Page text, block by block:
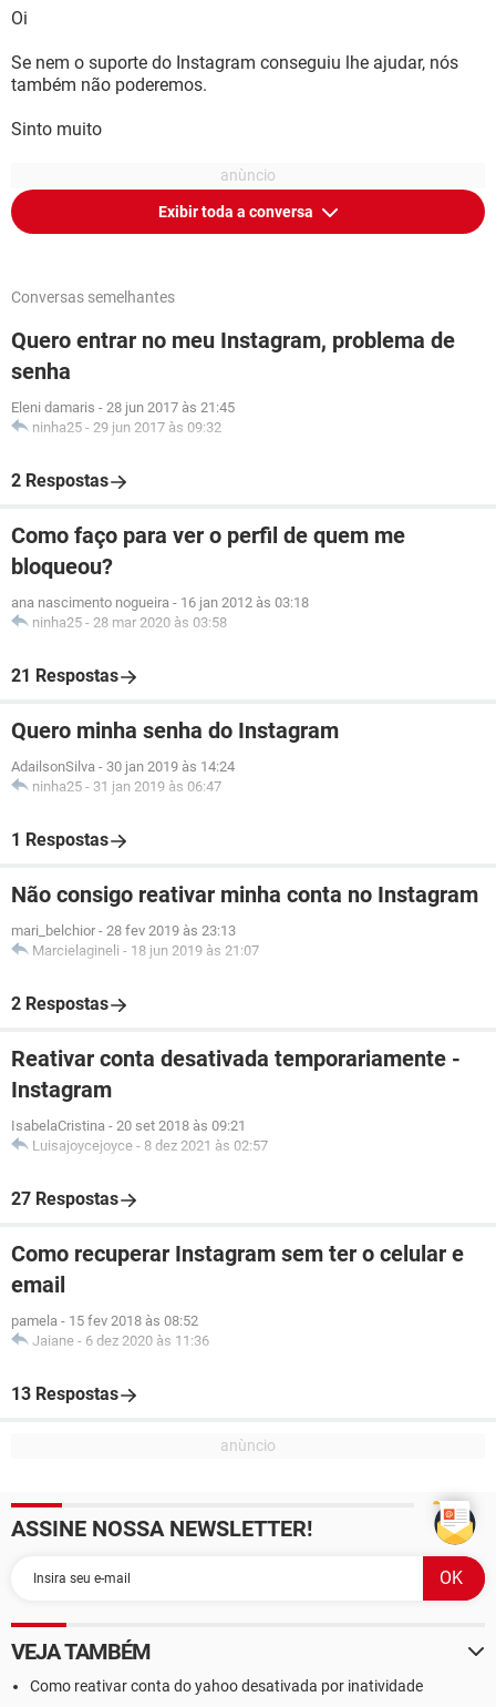
Oi
Se nem o suporte do Instagram conseguiu lhe ajudar, nós
também não poderemos.
Sinto muito
Exibir toda a conversa
Conversas semelhantes
Quero entrar no meu Instagram, problema de
senha
Eleni damaris - 28 jun 2017 às 21:45
ninha25 - 29 jun 2017 às 09:32
2 Respostas
Como faço para ver o perfil de quem me
bloqueou?
ana nascimento nogueira - 16 jan 2012 às 03:18
ninha25 - 28 mar 2020 às 03:58
21 Respostas
Quero minha senha do Instagram
AdailsonSilva - 30 jan 2019 às 14:24
ninha25 - 31 jan 2019 às 06:47
1 Respostas
Não consigo reativar minha conta no Instagram
mari_belchior - 28 fev 2019 às 23:13
Marcielagineli - 18 jun 2019 às 21:07
2 Respostas
Reativar conta desativada temporariamente -
Instagram
IsabelaCristina - 20 set 2018 às 09:21
Luisajoycejoyce - 8 dez 2021 às 02:57
27 Respostas
Como recuperar Instagram sem ter o celular e
email
pamela - 15 fev 2018 às 08:52
Jaiane - 6 dez 2020 às 11:36
13 Respostas
ASSINE NOSSA NEWSLETTER!
VEJA TAMBÉM
Como reativar conta do yahoo desativada por inatividade